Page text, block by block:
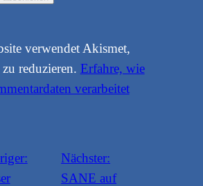
verwendet Akismet,
reduzieren. Erfahre, wie
verarbeitet
Nächster:
SANE auf